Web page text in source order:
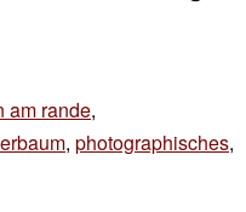
am rande,
, photographisches,